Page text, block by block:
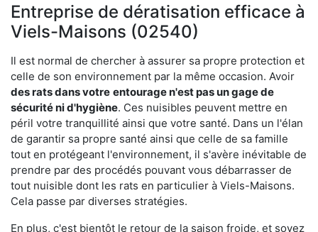
Entreprise de dératisation efficace à
Viels-Maisons (02540)
Il est normal de chercher à assurer sa propre protection et
celle de son environnement par la même occasion. Avoir
des rats dans votre entourage n'est pas un gage de
sécurité ni d'hygiène. Ces nuisibles peuvent mettre en
péril votre tranquillité ainsi que votre santé. Dans un l'élan
de garantir sa propre santé ainsi que celle de sa famille
tout en protégeant l'environnement, il s'avère inévitable de
prendre par des procédés pouvant vous débarrasser de
tout nuisible dont les rats en particulier à Viels-Maisons.
Cela passe par diverses stratégies.
En plus, c'est bientôt le retour de la saison froide, et soyez